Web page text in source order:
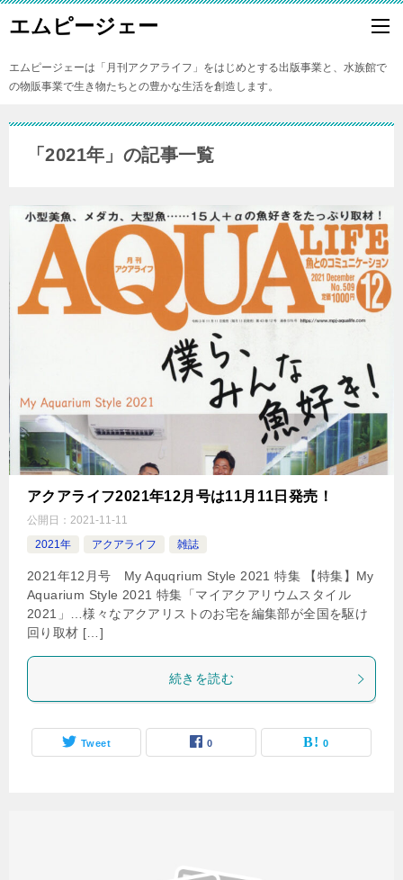
エムピージェー
エムピージェーは「月刊アクアライフ」をはじめとする出版事業と、水族館で
の物販事業で生き物たちとの豊かな生活を創造します。
「2021年」の記事一覧
アクアライフ2021年12月号は11月11日発売！
公開日： 2021-11-11
2021年
アクアライフ 雑誌
2021年12月号 My Aquqrium Style 2021 特集 【特集】My
Aquarium Style 2021 特集「マイアクアリウムスタイル
2021」…様々なアクアリストのお宅を編集部が全国を駆け
回り取材 […]
続きを読む
Tweet 0 0